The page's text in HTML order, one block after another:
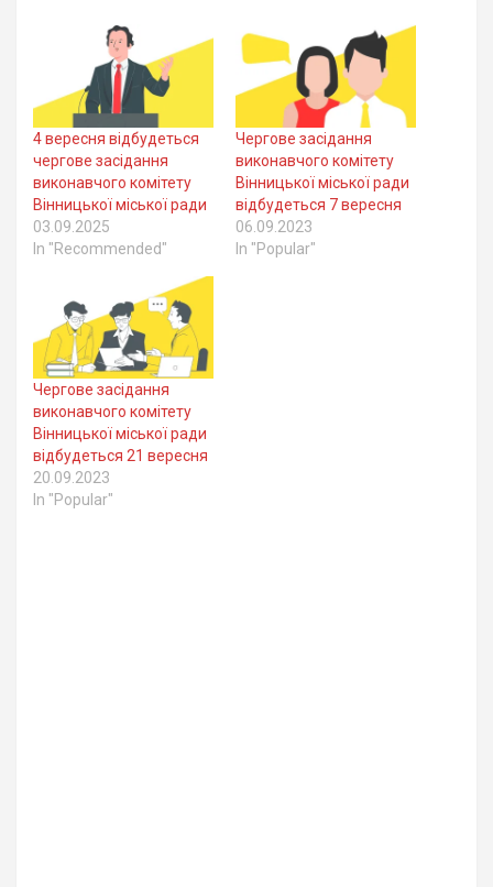
4 вересня відбудеться
чергове засідання
виконавчого комітету
Вінницької міської ради
03.09.2025
In "Recommended"
Чергове засідання
виконавчого комітету
Вінницької міської ради
відбудеться 7 вересня
06.09.2023
In "Popular"
Чергове засідання
виконавчого комітету
Вінницької міської ради
відбудеться 21 вересня
20.09.2023
In "Popular"